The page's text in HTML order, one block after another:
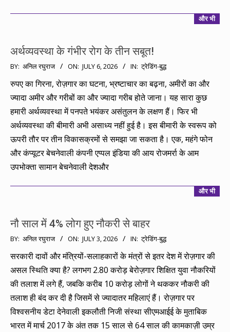
और भी
अर्थव्यवस्था के गंभीर रोग के तीन सबूत!
2026-
BY: अनिल रघुराज ON: JULY 6, 2026 IN: ट्रेडिंग-बुद्ध
रुपए का गिरना, रोज़गार का घटना, भ्रष्टाचार का बढ़ना, अमीरों का और
ज्यादा अमीर और गरीबों का और ज्यादा गरीब होते जाना। यह सारा कुछ
हमारी अर्थव्यवस्था में पनपते भयंकर असंतुलन के लक्षण हैं। फिर भी
अर्थव्यवस्था की बीमारी अभी असाध्य नहीं हुई है। इस बीमारी के स्वरूप को
ऊपरी तौर पर तीन विकासक्रमों से समझा जा सकता है। एक, महंगे फोन
और कंप्यूटर बेचनेवाली कंपनी एप्पल इंडिया की आय रोजमर्रा के आम
उपभोक्ता सामान बेचनेवाली देशऔर
और भी
नौ साल में 4% लोग हुए नौकरी से बाहर
2026-
BY: अनिल रघुराज ON: JULY 3, 2026 IN: ट्रेडिंग-बुद्ध
सरकारी दावों और मंत्रियों-सलाहकारों के मंत्रों से इतर देश में रोज़गार की
असल स्थिति क्या है? लगभग 2.80 करोड़ बेरोज़गार शिक्षित युवा नौकरियों
की तलाश में लगे हैं, जबकि करीब 10 करोड़ लोगों ने थककर नौकरी की
तलाश ही बंद कर दी है जिसमें से ज्यादातर महिलाएं हैं। रोज़गार पर
विश्वसनीय डेटा देनेवाली इकलौती निजी संस्था सीएमआईई के मुताबिक
भारत में मार्च 2017 के अंत तक 15 साल से 64 साल की कामकाज़ी उम्र